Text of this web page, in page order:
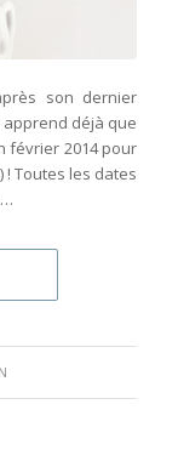
son dernier
apprend déjà que
2014 pour
! Toutes les dates